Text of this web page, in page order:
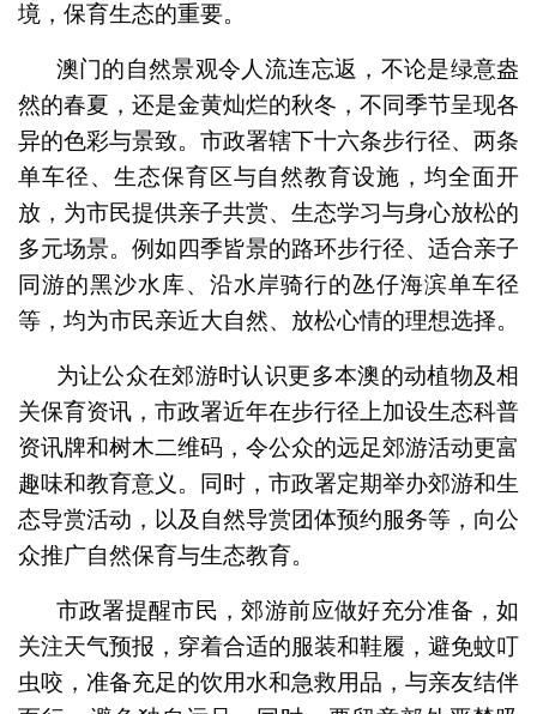
境，保育生态的重要。
澳门的自然景观令人流连忘返，不论是绿意盎
然的春夏，还是金黄灿烂的秋冬，不同季节呈现各
异的色彩与景致。市政署辖下十六条步行径、两条
单车径、生态保育区与自然教育设施，均全面开
放，为市民提供亲子共赏、生态学习与身心放松的
多元场景。例如四季皆景的路环步行径、适合亲子
同游的黑沙水库、沿水岸骑行的氹仔海滨单车径
等，均为市民亲近大自然、放松心情的理想选择。
为让公众在郊游时认识更多本澳的动植物及相
关保育资讯，市政署近年在步行径上加设生态科普
资讯牌和树木二维码，令公众的远足郊游活动更富
趣味和教育意义。同时，市政署定期举办郊游和生
态导赏活动，以及自然导赏团体预约服务等，向公
众推广自然保育与生态教育。
市政署提醒市民，郊游前应做好充分准备，如
关注天气预报，穿着合适的服装和鞋履，避免蚊叮
虫咬，准备充足的饮用水和急救用品，与亲友结伴